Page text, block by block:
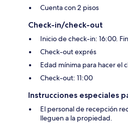
Cuenta con 2 pisos
Check-in/check-out
Inicio de check-in: 16:00.
Check-out exprés
Edad mínima para hacer el
Check-out: 11:00
Instrucciones especiales
El personal de recepción
lleguen a la propiedad.